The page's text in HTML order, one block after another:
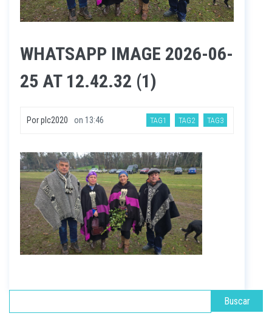
WHATSAPP IMAGE 2026-06-
25 AT 12.42.32 (1)
Porplc2020 on 13:46 TAG1 TAG2 TAG3